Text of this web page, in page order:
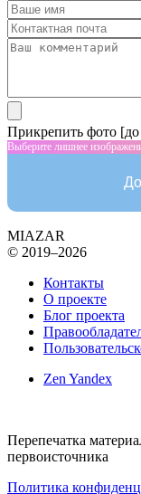
Прикрепить фото
Выберите лишнее
MIAZAR
© 2019–2026
Контакты
О проекте
Блог проекта
Zen Yandex
Перепечатка
первоисточника
Политика